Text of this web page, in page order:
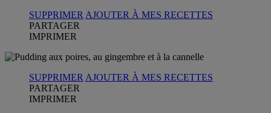
SUPPRIMER AJOUTER À MES RECETTES
PARTAGER
IMPRIMER
SUPPRIMER AJOUTER À MES RECETTES
PARTAGER
IMPRIMER